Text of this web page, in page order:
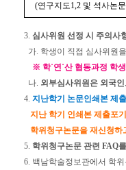
(연구지도1,2 및 석사논
3. 심사위원 선정 시 주의사
가. 학생이 직접 심사위원
※ 학˙연˙산 협동과정 학
나. 외부심사위원은 외국
4. 지난학기 논문인쇄본 제
지난 학기 인쇄본 제출포
학위청구논문을 재신청하
5. 학위청구논문 관련 FAQ
6. 백남학술정보관에서 학